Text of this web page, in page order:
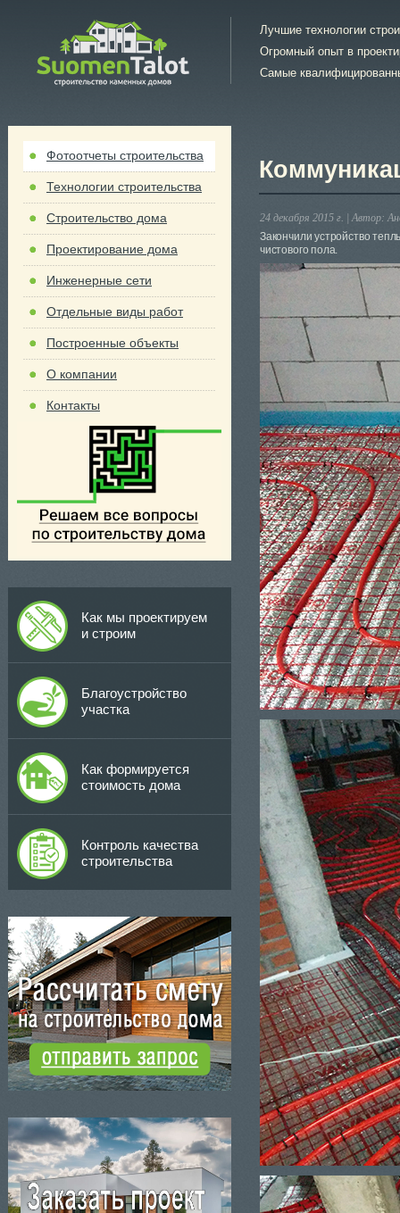
Лучшие технологии
Огромный опыт в
Самые
Фотоотчеты строительства
Технологии строительства
Строительство дома
Проектирование дома
Инженерные сети
Отдельные виды работ
Построенные объекты
О компании
Контакты
Как мы проектируем
и строим
Благоустройство
участка
Как формируется
стоимость дома
Контроль качества
строительства
24 декабря 2015 г. | Автор:
Закончили устройство
чистового пола.